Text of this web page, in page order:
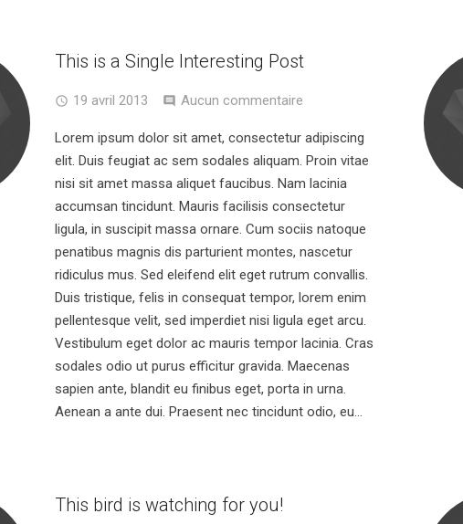
This is a Single Interesting Post
19 avril 2013 Aucun commentaire
Lorem ipsum dolor sit amet, consectetur adipiscing
elit. Duis feugiat ac sem sodales aliquam. Proin vitae
nisi sit amet massa aliquet faucibus. Nam lacinia
accumsan tincidunt. Mauris facilisis consectetur
ligula, in suscipit massa ornare. Cum sociis natoque
penatibus magnis dis parturient montes, nascetur
ridiculus mus. Sed eleifend elit eget rutrum convallis.
Duis tristique, felis in consequat tempor, lorem enim
pellentesque velit, sed imperdiet nisi ligula eget arcu.
Vestibulum eget dolor ac mauris tempor lacinia. Cras
sodales odio ut purus efficitur gravida. Maecenas
sapien ante, blandit eu finibus eget, porta in urna.
Aenean a ante dui. Praesent nec tincidunt odio, eu…
This bird is watching for you!